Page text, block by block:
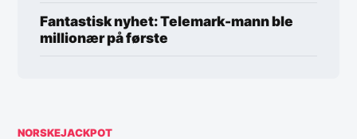
Fantastisk nyhet: Telemark-mann ble
millionær på første
NORSKEJACKPOT